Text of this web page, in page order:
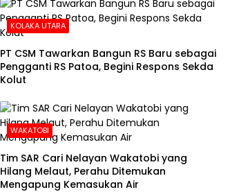
KOLAKA UTARA
PT CSM Tawarkan Bangun RS Baru sebagai
Pengganti RS Patoa, Begini Respons Sekda
Kolut
WAKATOBI
Tim SAR Cari Nelayan Wakatobi yang
Hilang Melaut, Perahu Ditemukan
Mengapung Kemasukan Air